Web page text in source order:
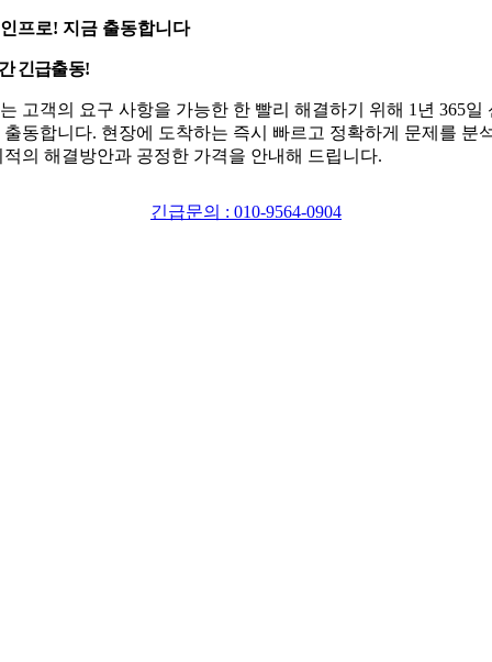
프로! 지금 출동합니다
긴급출동!
고객의 요구 사항을 가능한 한 빨리 해결하기 위해 1년 365일
출동합니다. 현장에 도착하는 즉시 빠르고 정확하게 문제를 분
적의 해결방안과 공정한 가격을 안내해 드립니다.
긴급문의 : 010-9564-0904